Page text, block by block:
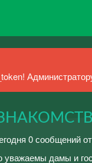
0 сообщений
уважаемы дамы и